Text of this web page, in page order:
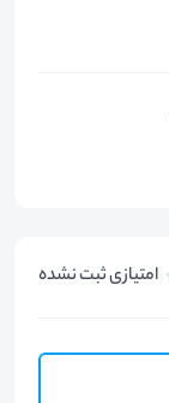
امتیازی ثبت نشده